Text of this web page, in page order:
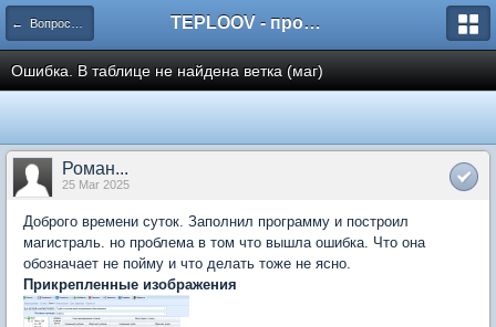
← Вопросы и ответы пользователей TEPLOOV - программный комплекс для расчёта систем отопления и вентиляции
Ошибка. В таблице не найдена ветка (маг)
Роман...
25 Mar 2025
Доброго времени суток. Заполнил программу и построил
магистраль. но проблема в том что вышла ошибка. Что она
обозначает не пойму и что делать тоже не ясно.
Прикрепленные изображения